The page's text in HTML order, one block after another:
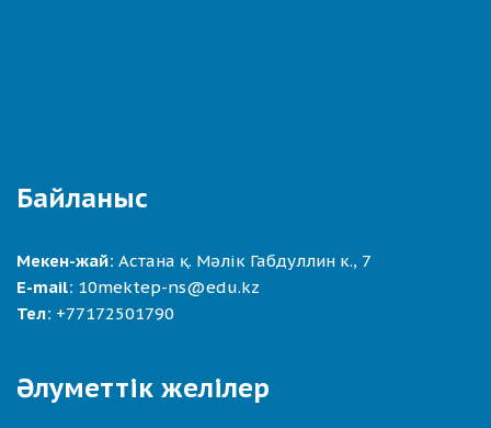
Байланыс
Мекен-жай: Астана қ. Мәлік Габдуллин к., 7
E-mail: 10mektep-ns@edu.kz
Тел: +77172501790
Әлуметтік желілер